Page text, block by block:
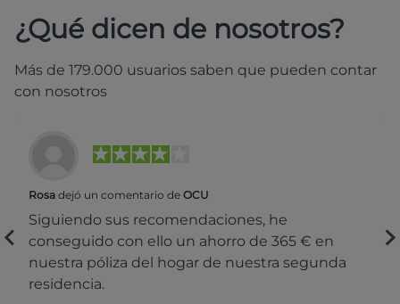
¿Qué dicen de nosotros?
Más de 179.000 usuarios saben que pueden contar
con nosotros
Rosa dejó un comentario de OCU
Siguiendo sus recomendaciones, he
conseguido con ello un ahorro de 365 € en
nuestra póliza del hogar de nuestra segunda
residencia.